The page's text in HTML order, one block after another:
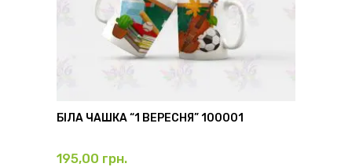
БІЛА ЧАШКА “1 ВЕРЕСНЯ” 100001
195,00 грн.